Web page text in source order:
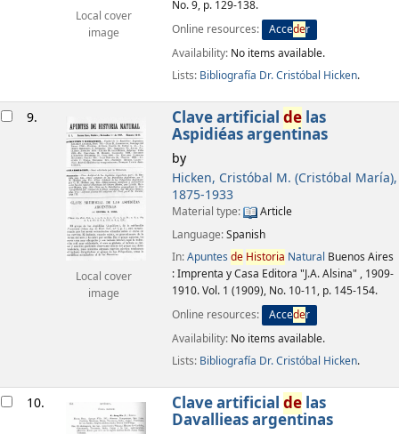
Local cover
image
No. 9, p. 129-138.
Online resources:
Acceder
Availability: No items available.
Lists: Bibliografía Dr. Cristóbal Hicken.
9.
Local cover
image
Clave artificial delas
Aspidiéas argentinas
by
Hicken, Cristóbal M. (Cristóbal María),
1875-1933
Material type:
Article
Language:Spanish
In:Apuntes de Historia Natural Buenos Aires
: Imprenta y Casa Editora "J.A. Alsina" , 1909-
1910. Vol. 1 (1909), No. 10-11, p. 145-154.
Online resources:
Acceder
Availability: No items available.
Lists: Bibliografía Dr. Cristóbal Hicken.
10. Clave artificial delas
Davallieas argentinas